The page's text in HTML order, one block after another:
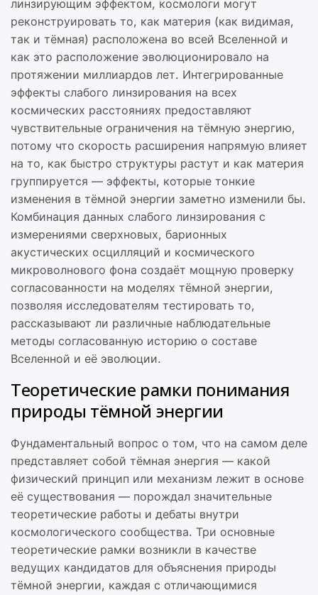
линзирующим эффектом, космологи могут
реконструировать то, как материя (как видимая,
так и тёмная) расположена во всей Вселенной и
как это расположение эволюционировало на
протяжении миллиардов лет. Интегрированные
эффекты слабого линзирования на всех
космических расстояниях предоставляют
чувствительные ограничения на тёмную энергию,
потому что скорость расширения напрямую влияет
на то, как быстро структуры растут и как материя
группируется — эффекты, которые тонкие
изменения в тёмной энергии заметно изменили бы.
Комбинация данных слабого линзирования с
измерениями сверхновых, барионных
акустических осцилляций и космического
микроволнового фона создаёт мощную проверку
согласованности на моделях тёмной энергии,
позволяя исследователям тестировать то,
рассказывают ли различные наблюдательные
методы согласованную историю о составе
Вселенной и её эволюции.
Теоретические рамки понимания
природы тёмной энергии
Фундаментальный вопрос о том, что на самом деле
представляет собой тёмная энергия — какой
физический принцип или механизм лежит в основе
её существования — порождал значительные
теоретические работы и дебаты внутри
космологического сообщества. Три основные
теоретические рамки возникли в качестве
ведущих кандидатов для объяснения природы
тёмной энергии, каждая с отличающимися